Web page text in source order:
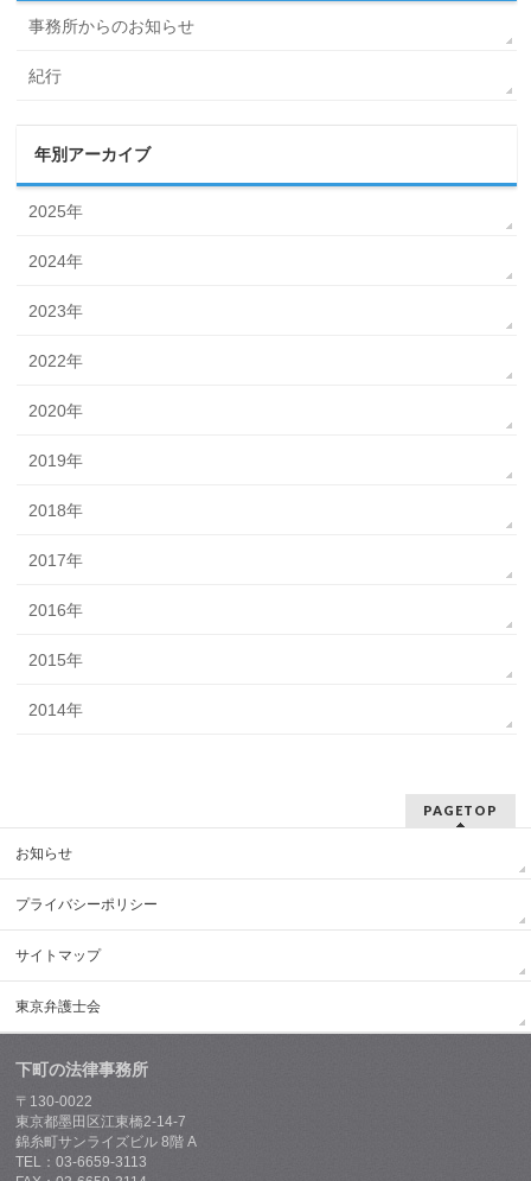
事務所からのお知らせ
紀行
年別アーカイブ
2025年
2024年
2023年
2022年
2020年
2019年
2018年
2017年
2016年
2015年
2014年
PAGETOP
お知らせ
プライバシーポリシー
サイトマップ
東京弁護士会
下町の法律事務所
〒130-0022
東京都墨田区江東橋2-14-7
錦糸町サンライズビル 8階 A
TEL：03-6659-3113